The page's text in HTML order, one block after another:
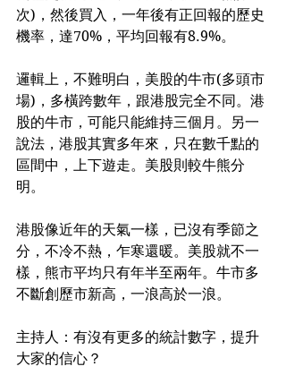
次)，然後買入，一年後有正回報的歷史
機率，達70%，平均回報有8.9%。
邏輯上，不難明白，美股的牛市(多頭市
場)，多橫跨數年，跟港股完全不同。港
股的牛市，可能只能維持三個月。另一
說法，港股其實多年來，只在數千點的
區間中，上下遊走。美股則較牛熊分
明。
港股像近年的天氣一樣，已沒有季節之
分，不冷不熱，乍寒還暖。美股就不一
樣，熊市平均只有年半至兩年。牛市多
不斷創歷市新高，一浪高於一浪。
主持人：有沒有更多的統計數字，提升
大家的信心？